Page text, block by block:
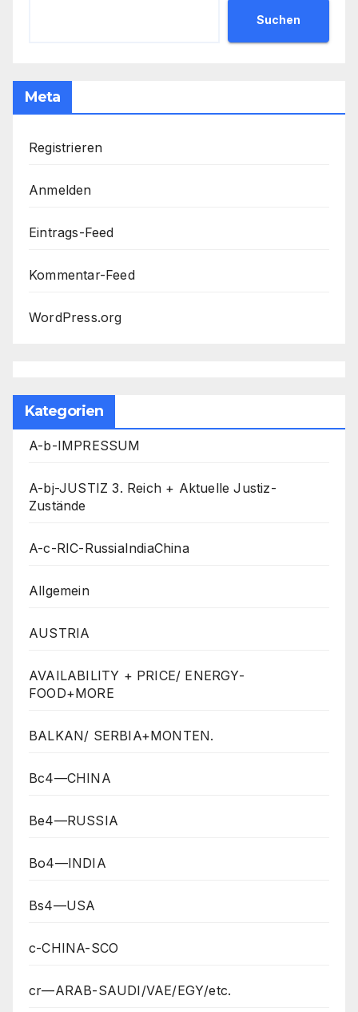
Suchen
Meta
Registrieren
Anmelden
Eintrags-Feed
Kommentar-Feed
WordPress.org
Kategorien
A-b-IMPRESSUM
A-bj-JUSTIZ 3. Reich + Aktuelle Justiz-
Zustände
A-c-RIC-RussiaIndiaChina
Allgemein
AUSTRIA
AVAILABILITY + PRICE/ ENERGY-
FOOD+MORE
BALKAN/ SERBIA+MONTEN.
Bc4—CHINA
Be4—RUSSIA
Bo4—INDIA
Bs4—USA
c-CHINA-SCO
cr—ARAB-SAUDI/VAE/EGY/etc.